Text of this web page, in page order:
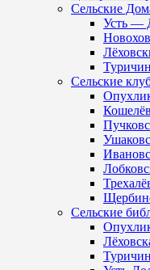
Сельские
Усть —
Сельские
Сельские